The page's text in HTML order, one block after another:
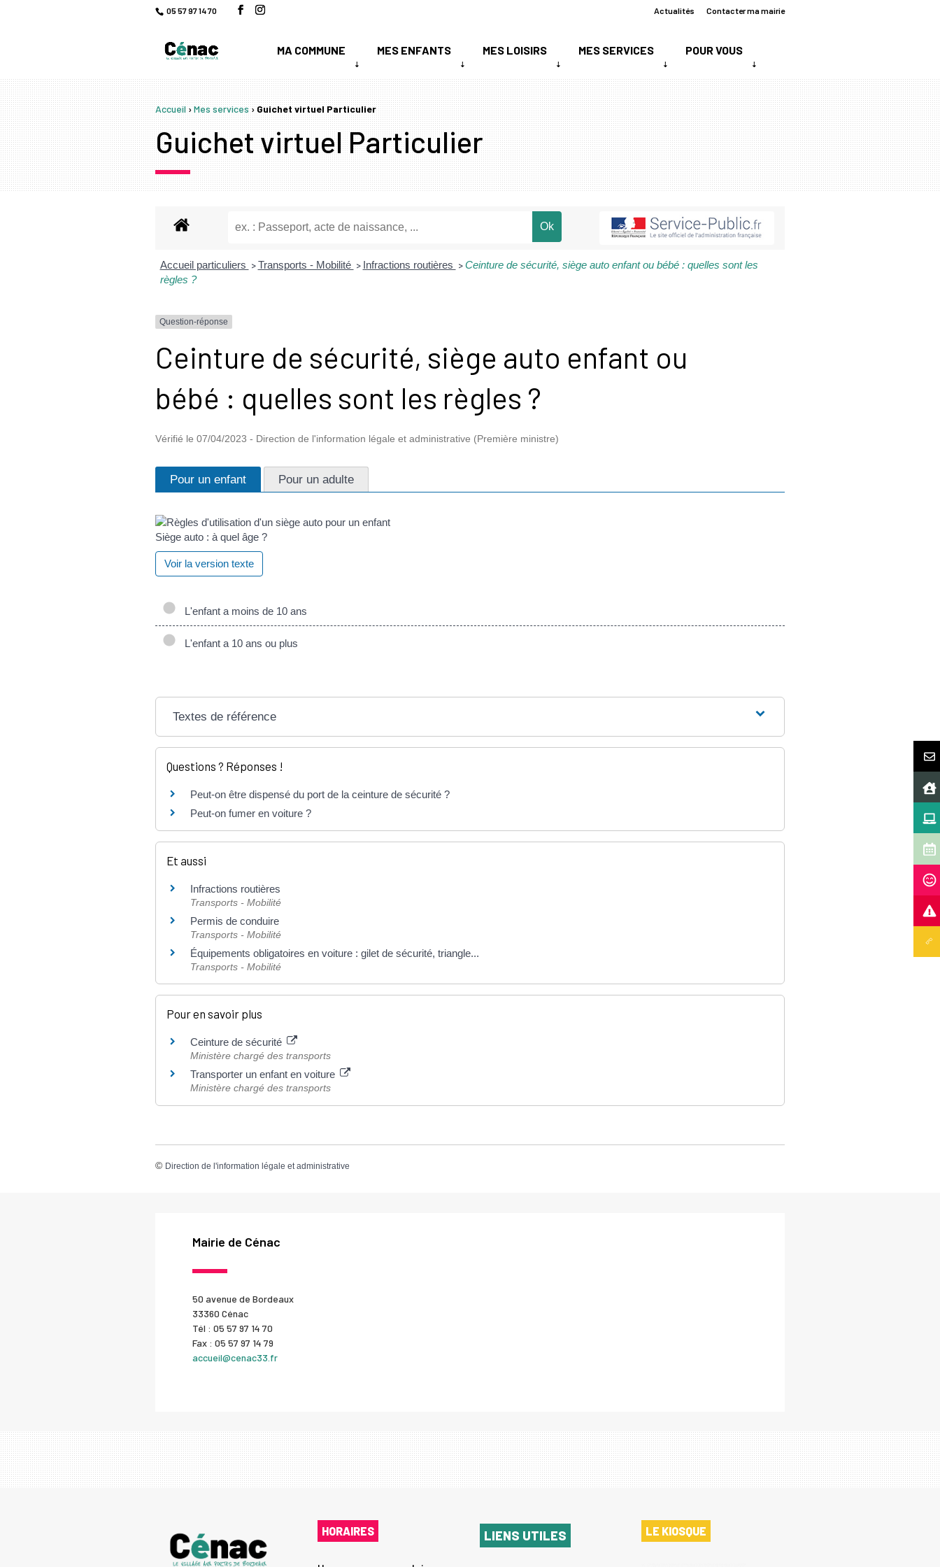
05 57 97 14 70 Actualités Contacter ma mairie
MA COMMUNE MES ENFANTS MES LOISIRS MES SERVICES POUR VOUS
Accueil›Mes services›Guichet virtuel Particulier
Guichet virtuel Particulier
Accueil particuliers > Transports - Mobilité > Infractions routières > Ceinture de sécurité, siège auto enfant ou bébé : quelles sont les
règles ?
Question-réponse
Ceinture de sécurité, siège auto enfant ou
bébé : quelles sont les règles ?
Vérifié le 07/04/2023 - Direction de l'information légale et administrative (Première ministre)
Pour un enfant Pour un adulte
Siège auto : à quel âge ?
Voir la version texte
L'enfant a moins de 10 ans
L'enfant a 10 ans ou plus
Textes de référence
Questions ? Réponses !
Peut-on être dispensé du port de la ceinture de sécurité ?
Peut-on fumer en voiture ?
Et aussi
Infractions routières
Transports - Mobilité
Permis de conduire
Transports - Mobilité
Équipements obligatoires en voiture : gilet de sécurité, triangle...
Transports - Mobilité
Pour en savoir plus
Ceinture de sécurité
Ministère chargé des transports
Transporter un enfant en voiture
Ministère chargé des transports
© Direction de l'information légale et administrative
Mairie de Cénac
50 avenue de Bordeaux
33360 Cénac
Tél : 05 57 97 14 70
Fax : 05 57 97 14 79
accueil@cenac33.fr
HORAIRES LIENS UTILES LE KIOSQUE